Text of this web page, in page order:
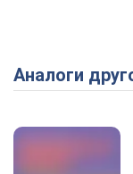
Аналоги